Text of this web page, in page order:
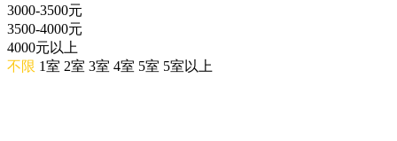
3000-3500元
3500-4000元
4000元以上
不限 1室 2室 3室 4室 5室 5室以上